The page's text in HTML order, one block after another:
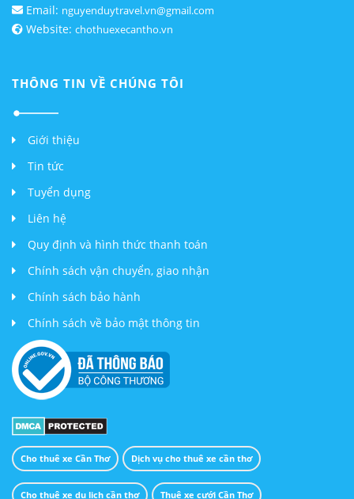
Email: nguyenduytravel.vn@gmail.com
Website: chothuexecantho.vn
THÔNG TIN VỀ CHÚNG TÔI
Giới thiệu
Tin tức
Tuyển dụng
Liên hệ
Quy định và hình thức thanh toán
Chính sách vận chuyển, giao nhận
Chính sách bảo hành
Chính sách về bảo mật thông tin
Cho thuê xe Cần Thơ Dịch vụ cho thuê xe cần thơ
Cho thuê xe du lịch cần thơ Thuê xe cưới Cần Thơ